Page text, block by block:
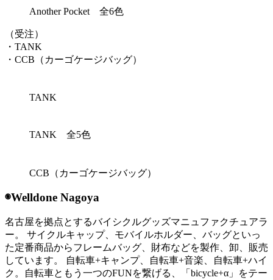
Another Pocket 全6色
（受注）
・TANK
・CCB（カーゴケージバッグ）
TANK
TANK 全5色
CCB（カーゴケージバッグ）
◉Welldone Nagoya
名古屋を拠点とするバイシクルグッズマニュファクチュアラ
ー。 サイクルキャップ、モバイルホルダー、バッグといっ
た定番商品からフレームバッグ、財布などを製作、卸、販売
しています。 自転車+キャンプ、自転車+音楽、自転車+ハイ
ク。自転車ともう一つのFUNを繋げる、「bicycle+α」をテー